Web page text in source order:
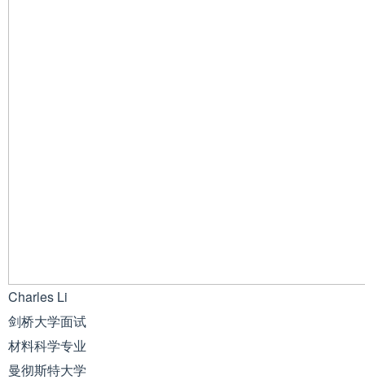
Charles Li
剑桥大学面试
材料科学专业
曼彻斯特大学